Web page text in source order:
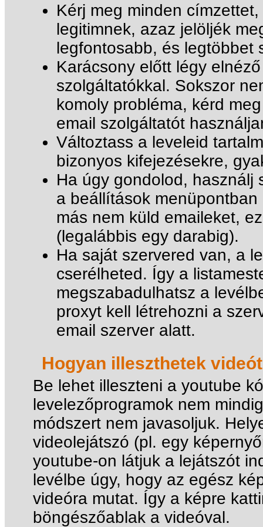
Kérj meg minden
legitimnek, azaz jelöljék
legfontosabb, és legtöbbet
Karácsony előtt légy
szolgáltatókkal. Sokszor
komoly probléma, kérd
email szolgáltatót
Változtass a leveleid
bizonyos kifejezésekre,
Ha úgy gondolod, használj
a beállítások
más nem küld emaileket,
(legalábbis egy darabig).
Ha saját szervered van, a
cserélheted. Így a
megszabadulhatsz a
proxyt kell létrehozni a
email szerver alatt.
Hogyan illeszthetek
Be lehet illeszteni a youtube
levelezőprogramok nem
módszert nem javasoljuk.
videolejátszó (pl. egy
youtube-on látjuk a lejátszót
levélbe úgy, hogy az egész
videóra mutat. Így a képre
böngészőablak a videóval.